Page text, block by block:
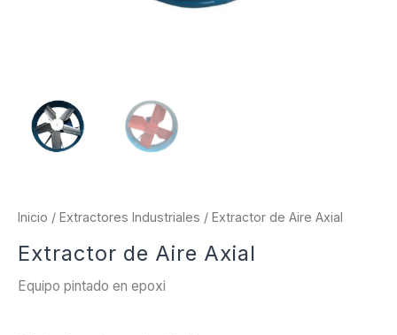
Inicio / Extractores Industriales / Extractor de Aire Axial
Extractor de Aire Axial
Equipo pintado en epoxi